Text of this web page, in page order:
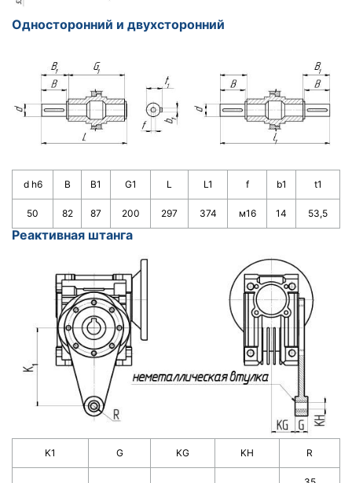
Односторонний и двухсторонний
d h6 B B1 G1 L L1 f b1 t1
50 82 87 200 297 374 м16 14 53,5
Реактивная штанга
K1 G KG KH R